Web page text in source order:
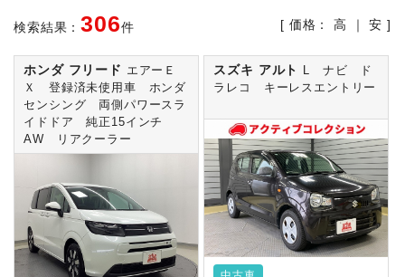
[ 価格：高 ｜安 ]
検索結果：306件
ホンダ フリード エアーＥ
Ｘ 登録済未使用車 ホンダ
センシング 両側パワースラ
イドドア 純正15インチ
AW リアクーラー
スズキ アルト
L ナビ ド
ラレコ キーレスエントリー